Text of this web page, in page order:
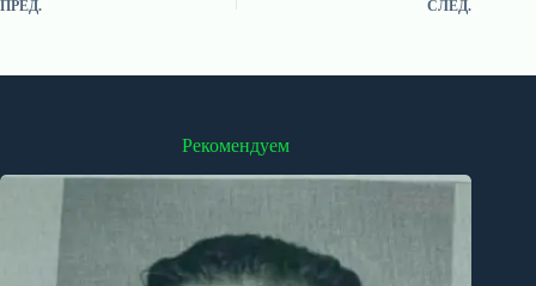
ПРЕД. СЛЕД.
Рекомендуем